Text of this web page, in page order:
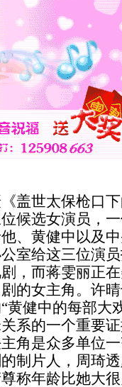
世太保枪口下
候选女演员，
、黄健中以及
室给这三位演
，而蒋雯丽正
的女主角。许
黄健中的每部大
系的一个重要
角是众多单位
制片人，周琦
称年龄比她大